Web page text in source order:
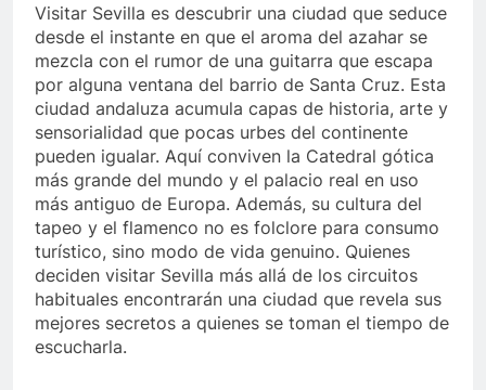
Visitar Sevilla es descubrir una ciudad que seduce
desde el instante en que el aroma del azahar se
mezcla con el rumor de una guitarra que escapa
por alguna ventana del barrio de Santa Cruz. Esta
ciudad andaluza acumula capas de historia, arte y
sensorialidad que pocas urbes del continente
pueden igualar. Aquí conviven la Catedral gótica
más grande del mundo y el palacio real en uso
más antiguo de Europa. Además, su cultura del
tapeo y el flamenco no es folclore para consumo
turístico, sino modo de vida genuino. Quienes
deciden visitar Sevilla más allá de los circuitos
habituales encontrarán una ciudad que revela sus
mejores secretos a quienes se toman el tiempo de
escucharla.